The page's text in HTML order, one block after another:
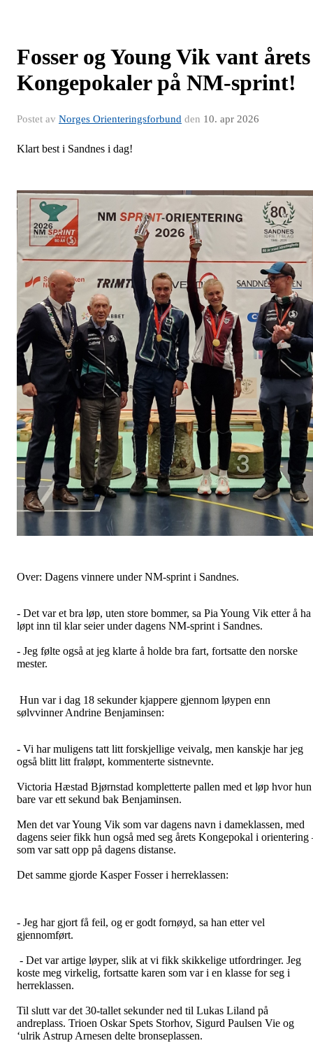
Fosser og Young Vik vant årets
Kongepokaler på NM-sprint!
Postet av Norges Orienteringsforbund den 10. apr 2026
Klart best i Sandnes i dag!
Over: Dagens vinnere under NM-sprint i Sandnes.
- Det var et bra løp, uten store bommer, sa Pia Young Vik etter å ha
løpt inn til klar seier under dagens NM-sprint i Sandnes.
- Jeg følte også at jeg klarte å holde bra fart, fortsatte den norske
mester.
Hun var i dag 18 sekunder kjappere gjennom løypen enn
sølvvinner Andrine Benjaminsen:
- Vi har muligens tatt litt forskjellige veivalg, men kanskje har jeg
også blitt litt fraløpt, kommenterte sistnevnte.
Victoria Hæstad Bjørnstad kompletterte pallen med et løp hvor hun
bare var ett sekund bak Benjaminsen.
Men det var Young Vik som var dagens navn i dameklassen, med
dagens seier fikk hun også med seg årets Kongepokal i orientering
som var satt opp på dagens distanse.
Det samme gjorde Kasper Fosser i herreklassen:
- Jeg har gjort få feil, og er godt fornøyd, sa han etter vel
gjennomført.
- Det var artige løyper, slik at vi fikk skikkelige utfordringer. Jeg
koste meg virkelig, fortsatte karen som var i en klasse for seg i
herreklassen.
Til slutt var det 30-tallet sekunder ned til Lukas Liland på
andreplass. Trioen Oskar Spets Storhov, Sigurd Paulsen Vie og
‘ulrik Astrup Arnesen delte bronseplassen.